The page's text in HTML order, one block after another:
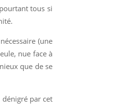
tous si
(une
nue face à
que de se
par cet